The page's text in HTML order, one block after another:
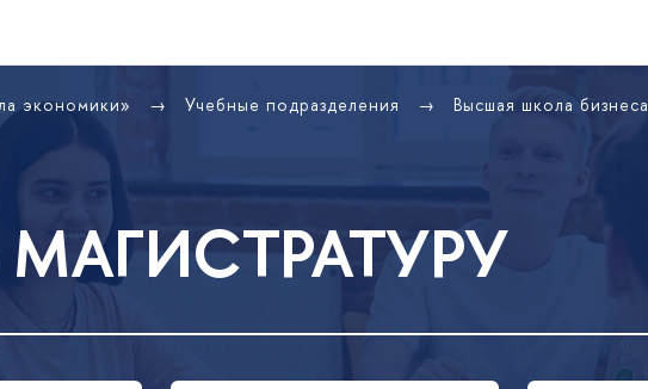
экономики» Учебные подразделения Высшая школа бизнеса